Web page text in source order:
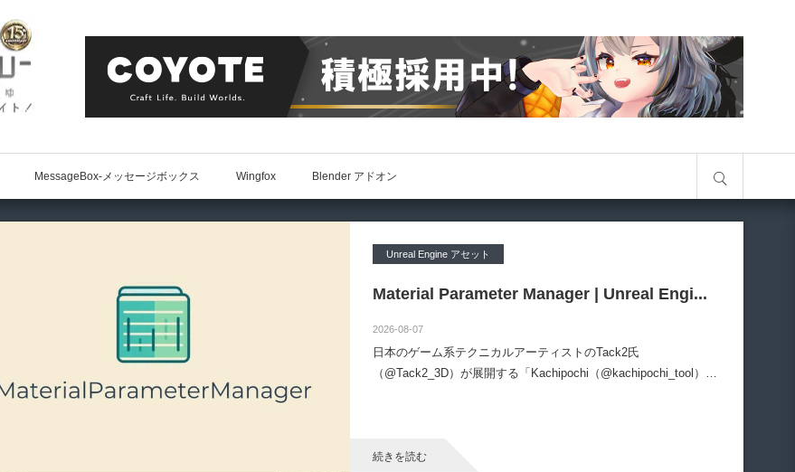
MessageBox-メッセージボックス Wingfox Blender アドオン
Unreal Engine アセット
Material Parameter Manager | Unreal Engi...
2026-08-07
日本のゲーム系テクニカルアーティストのTack2氏
（@Tack2_3D）が展開する「Kachipochi（@kachipochi_tool）」
ルです。
続きを読む